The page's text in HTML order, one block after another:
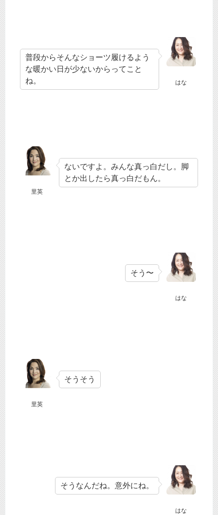
はな
普段からそんなショーツ履けるよう
な暖かい日が少ないからってこと
ね。
里英
ないですよ。みんな真っ白だし。脚
とか出したら真っ白だもん。
はな
そう〜
里英
そうそう
はな
そうなんだね。意外にね。